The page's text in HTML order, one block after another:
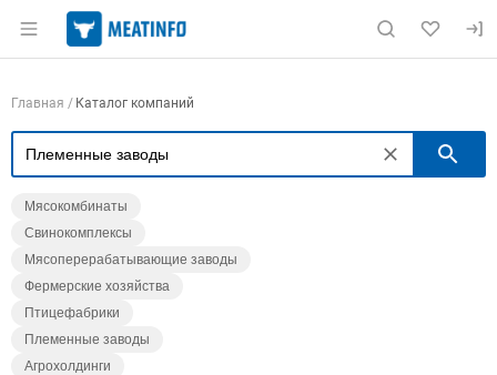
Раздел навигации по сайту meatinfo.ru
Навигация по компаниям
Главная Каталог компаний
Мясокомбинаты
Свинокомплексы
Мясоперерабатывающие заводы
Фермерские хозяйства
Птицефабрики
Племенные заводы
Агрохолдинги